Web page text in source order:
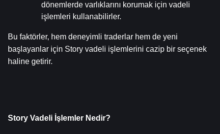
dönemlerde varlıklarını korumak için vadeli
işlemleri kullanabilirler.
Bu faktörler, hem deneyimli traderlar hem de yeni
başlayanlar için Story vadeli işlemlerini cazip bir seçenek
haline getirir.
Story Vadeli İşlemler Nedir?